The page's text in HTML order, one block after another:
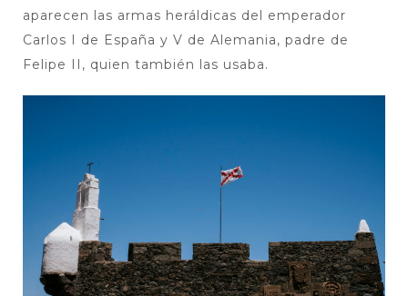
aparecen las armas heráldicas del emperador
Carlos I de España y V de Alemania, padre de
Felipe II, quien también las usaba.